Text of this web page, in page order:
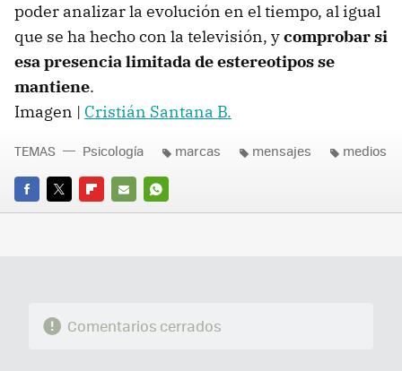
poder analizar la evolución en el tiempo, al igual
que se ha hecho con la televisión, ycomprobar si
esa presencia limitada de estereotipos se
mantiene.
Imagen | Cristián Santana B.
FACEBOOK
TWITTERFLIPBOARD
E-
WHATSAPP
TEMAS Psicología marcas mensajes medios
Comentarios cerrados